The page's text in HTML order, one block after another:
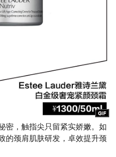
密，触指尖只留紧实娇嫩。如
的颈肩肌肤研发，卓效提升颈